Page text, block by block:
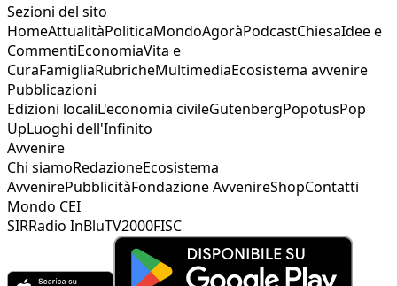
Sezioni del sito
HomeAttualitàPoliticaMondoAgoràPodcastChiesaIdee e
CommentiEconomiaVita e
CuraFamigliaRubricheMultimediaEcosistema avvenire
Pubblicazioni
Edizioni localiL'economia civileGutenbergPopotusPop
UpLuoghi dell'Infinito
Avvenire
Chi siamoRedazioneEcosistema
AvvenirePubblicitàFondazione AvvenireShopContatti
Mondo CEI
SIRRadio InBluTV2000FISC